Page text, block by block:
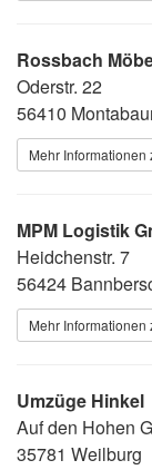
Rossbach
Oderstr. 22
56410
Mehr Informationen
MPM Logistik
Heidchenstr. 7
56424
Mehr Informationen
Umzüge Hinkel
Auf den Hohen
35781 Weilburg